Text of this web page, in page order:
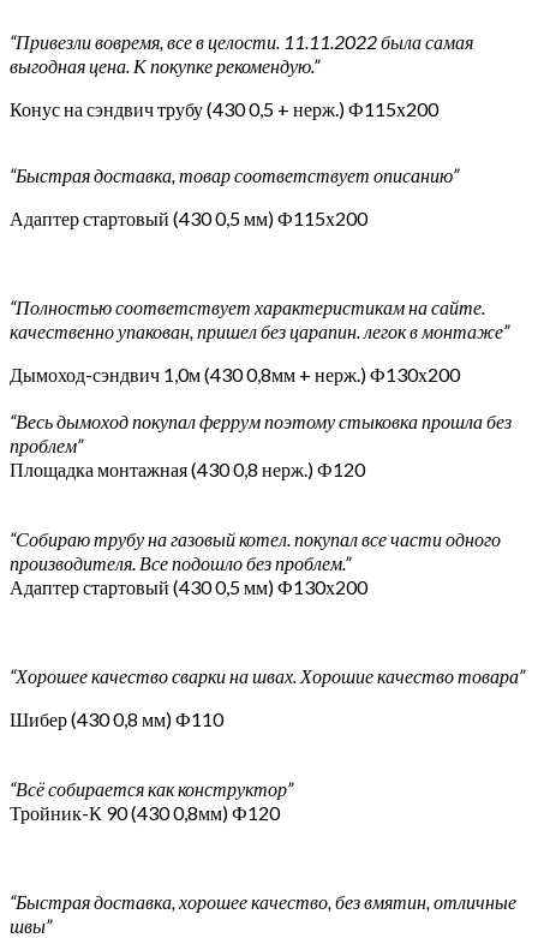
“Привезли вовремя, все в целости. 11.11.2022 была самая
выгодная цена. К покупке рекомендую.”
Конус на сэндвич трубу (430 0,5 + нерж.) Ф115х200
“Быстрая доставка, товар соответствует описанию”
Адаптер стартовый (430 0,5 мм) Ф115х200
“Полностью соответствует характеристикам на сайте.
качественно упакован, пришел без царапин. легок в монтаже”
Дымоход-сэндвич 1,0м (430 0,8мм + нерж.) Ф130х200
“Весь дымоход покупал феррум поэтому стыковка прошла без
проблем”
Площадка монтажная (430 0,8 нерж.) Ф120
“Собираю трубу на газовый котел. покупал все части одного
производителя. Все подошло без проблем.”
Адаптер стартовый (430 0,5 мм) Ф130х200
“Хорошее качество сварки на швах. Хорошие качество товара”
Шибер (430 0,8 мм) Ф110
“Всё собирается как конструктор”
Тройник-К 90 (430 0,8мм) Ф120
“Быстрая доставка, хорошее качество, без вмятин, отличные
швы”